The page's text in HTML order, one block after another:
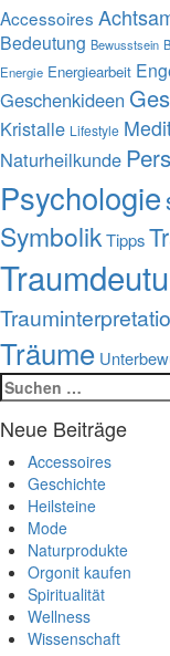
Accessoires
Bedeutung Bewusstsein
Energie Energiearbeit
Geschenkideen
Kristalle Lifestyle
Naturheilkunde
Psychologie
SymbolikTipps
Träume
Suchen
nach:
Neue Beiträge
Accessoires
Geschichte
Heilsteine
Mode
Naturprodukte
Orgonit kaufen
Spiritualität
Wellness
Wissenschaft